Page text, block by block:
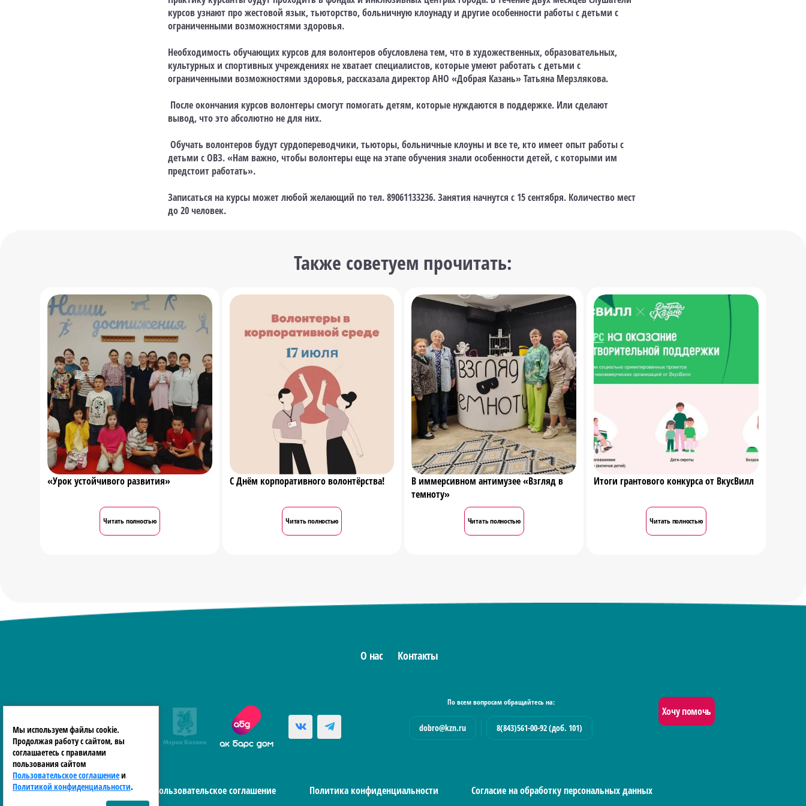
курсов узнают про жестовой язык, тьюторство, больничную клоунаду и другие особенности работы с детьми с
ограниченными возможностями здоровья.
Необходимость обучающих курсов для волонтеров обусловлена тем, что в художественных, образовательных,
культурных и спортивных учреждениях не хватает специалистов, которые умеют работать с детьми с
ограниченными возможностями здоровья, рассказала директор АНО «Добрая Казань» Татьяна Мерзлякова.
После окончания курсов волонтеры смогут помогать детям, которые нуждаются в поддержке. Или сделают
вывод, что это абсолютно не для них.
Обучать волонтеров будут сурдопереводчики, тьюторы, больничные клоуны и все те, кто имеет опыт работы с
детьми с ОВЗ. «Нам важно, чтобы волонтеры еще на этапе обучения знали особенности детей, с которыми им
предстоит работать».
Записаться на курсы может любой желающий по тел. 89061133236. Занятия начнутся с 15 сентября. Количество мест
до 20 человек.
Также советуем прочитать:
«Урок устойчивого развития»
Читать полностью
С Днём корпоративного волонтёрства!
Читать полностью
В иммерсивном антимузее «Взгляд в
темноту»
Читать полностью
Итоги грантового конкурса от ВкусВилл
Читать полностью
О нас Контакты
По всем вопросам обращайтесь на:
dobro@kzn.ru 8(843)561-00-92 (доб. 101)
Хочу помочь
Пользовательское соглашение Политика конфиденциальности Согласие на обработку персональных данных
Мы используем файлы cookie.
Продолжая работу с сайтом, вы
соглашаетесь с правилами
пользования сайтом
Пользовательское соглашениеи
Политикой конфиденциальности.